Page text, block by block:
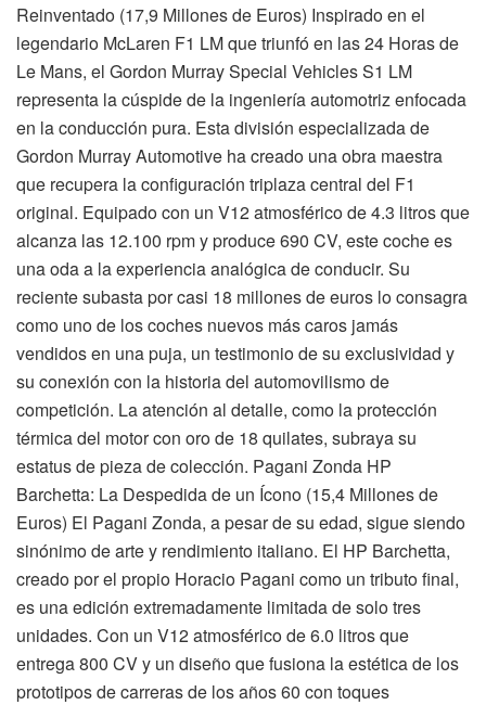
Reinventado (17,9 Millones de Euros) Inspirado en el
legendario McLaren F1 LM que triunfó en las 24 Horas de
Le Mans, el Gordon Murray Special Vehicles S1 LM
representa la cúspide de la ingeniería automotriz enfocada
en la conducción pura. Esta división especializada de
Gordon Murray Automotive ha creado una obra maestra
que recupera la configuración triplaza central del F1
original. Equipado con un V12 atmosférico de 4.3 litros que
alcanza las 12.100 rpm y produce 690 CV, este coche es
una oda a la experiencia analógica de conducir. Su
reciente subasta por casi 18 millones de euros lo consagra
como uno de los coches nuevos más caros jamás
vendidos en una puja, un testimonio de su exclusividad y
su conexión con la historia del automovilismo de
competición. La atención al detalle, como la protección
térmica del motor con oro de 18 quilates, subraya su
estatus de pieza de colección. Pagani Zonda HP
Barchetta: La Despedida de un Ícono (15,4 Millones de
Euros) El Pagani Zonda, a pesar de su edad, sigue siendo
sinónimo de arte y rendimiento italiano. El HP Barchetta,
creado por el propio Horacio Pagani como un tributo final,
es una edición extremadamente limitada de solo tres
unidades. Con un V12 atmosférico de 6.0 litros que
entrega 800 CV y un diseño que fusiona la estética de los
prototipos de carreras de los años 60 con toques